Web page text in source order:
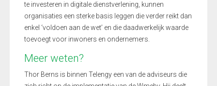
te investeren in digitale dienstverlening, kunnen
organisaties een sterke basis leggen die verder reikt dan
enkel ‘voldoen aan de wet’ en die daadwerkelijk waarde
toevoegt voor inwoners en ondernemers.
Meer weten?
Thor Berns is binnen Telengy een van de adviseurs die